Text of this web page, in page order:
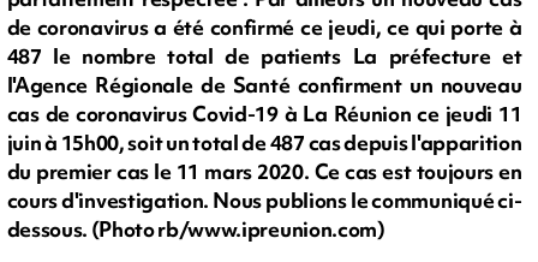
de coronavirus a été confirmé ce jeudi, ce qui porte à
487 le nombre total de patients La préfecture et
l'Agence Régionale de Santé confirment un nouveau
cas de coronavirus Covid-19 à La Réunion ce jeudi 11
juin à 15h00, soit un total de 487 cas depuis l'apparition
du premier cas le 11 mars 2020. Ce cas est toujours en
cours d'investigation. Nous publions le communiqué ci-
dessous. (Photo rb/www.ipreunion.com)